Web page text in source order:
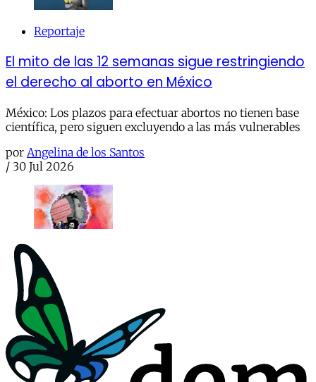
Reportaje
El mito de las 12 semanas sigue restringiendo
el derecho al aborto en México
México: Los plazos para efectuar abortos no tienen base
científica, pero siguen excluyendo a las más vulnerables
por Angelina de los Santos
/ 30 Jul 2026